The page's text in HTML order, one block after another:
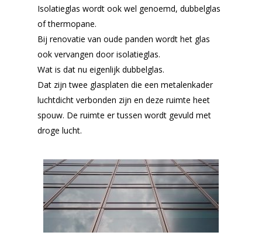
Isolatieglas wordt ook wel genoemd, dubbelglas
of thermopane.
Bij renovatie van oude panden wordt het glas
ook vervangen door isolatieglas.
Wat is dat nu eigenlijk dubbelglas.
Dat zijn twee glasplaten die een metalenkader
luchtdicht verbonden zijn en deze ruimte heet
spouw. De ruimte er tussen wordt gevuld met
droge lucht.